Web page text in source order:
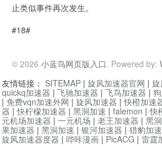
止类似事件再次发生。
#18#
© 2026 小蓝鸟网页版入口. Powered by:
友情链接： SITEMAP | 旋风加速器官网 |
quickq加速器 | 飞驰加速器 | 飞鸟加速器 |
| 免费vqn加速外网 | 旋风加速器 |快橙加速
器 |快柠檬加速器 | 黑洞加速 | falemon |快
元机场加速器 | 一元机场 | 老王加速器 | 黑
果加速器 | 黑洞加速 | 银河加速器 | 猎豹加
旋风加速器度器 | 哔咔漫画 | PicACG | 雷霆